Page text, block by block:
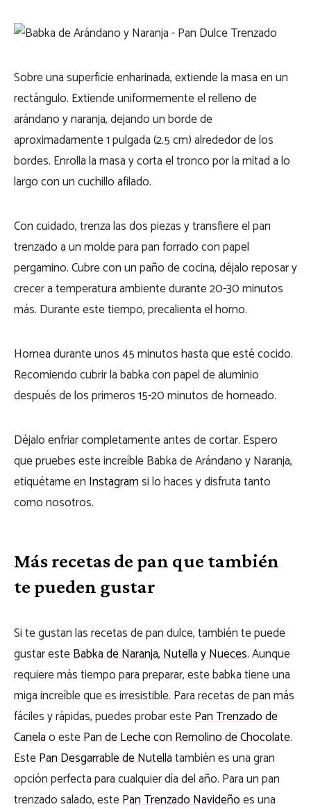
Sobre una superficie enharinada, extiende la masa en un
rectángulo. Extiende uniformemente el relleno de
arándano y naranja, dejando un borde de
aproximadamente 1 pulgada (2.5 cm) alrededor de los
bordes. Enrolla la masa y corta el tronco por la mitad a lo
largo con un cuchillo afilado.
Con cuidado, trenza las dos piezas y transfiere el pan
trenzado a un molde para pan forrado con papel
pergamino. Cubre con un paño de cocina, déjalo reposar y
crecer a temperatura ambiente durante 20-30 minutos
más. Durante este tiempo, precalienta el horno.
Hornea durante unos 45 minutos hasta que esté cocido.
Recomiendo cubrir la babka con papel de aluminio
después de los primeros 15-20 minutos de horneado.
Déjalo enfriar completamente antes de cortar. Espero
que pruebes este increíble Babka de Arándano y Naranja,
etiquétame enInstagramsi lo haces y disfruta tanto
como nosotros.
Más recetas de pan que también
te pueden gustar
Si te gustan las recetas de pan dulce, también te puede
gustar esteBabka de Naranja, Nutella y Nueces. Aunque
requiere más tiempo para preparar, este babka tiene una
miga increíble que es irresistible. Para recetas de pan más
fáciles y rápidas, puedes probar estePan Trenzado de
Canelao estePan de Leche con Remolino de Chocolate.
EstePan Desgarrable de Nutellatambién es una gran
opción perfecta para cualquier día del año. Para un pan
trenzado salado, estePan Trenzado Navideñoes una